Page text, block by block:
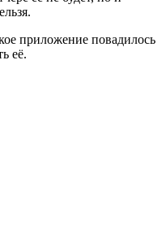
приложение повадилось
её.